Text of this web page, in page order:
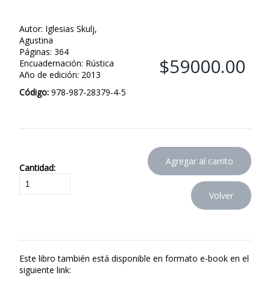
Autor: Iglesias Skulj,
Agustina
Páginas: 364
Encuadernación: Rústica
Año de edición: 2013
Código: 978-987-28379-4-5
$59000.00
Cantidad:
Este libro también está disponible en formato e-book en el
siguiente link: